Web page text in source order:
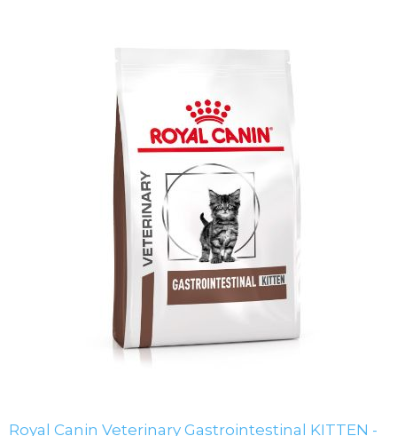
Royal Canin Veterinary Gastrointestinal KITTEN -